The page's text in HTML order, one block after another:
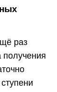
раз
получения